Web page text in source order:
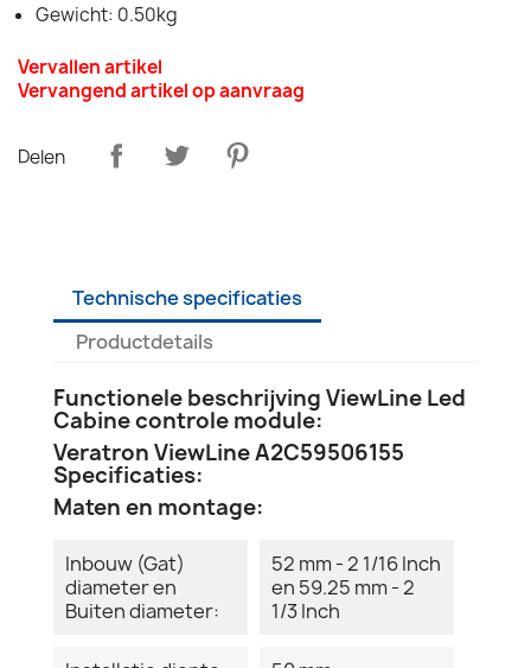
Gewicht: 0.50kg
Vervallen artikel
Vervangend artikel op aanvraag
Delen
Technische specificaties
Productdetails
Functionele beschrijving ViewLine Led
Cabine controle module:
Veratron ViewLine A2C59506155
Specificaties:
Maten en montage:
Inbouw (Gat)
diameter en
Buiten diameter:
52 mm - 2 1/16 Inch
en 59.25 mm - 2
1/3 Inch